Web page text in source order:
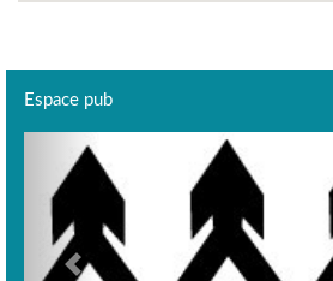
Espace pub
Previous